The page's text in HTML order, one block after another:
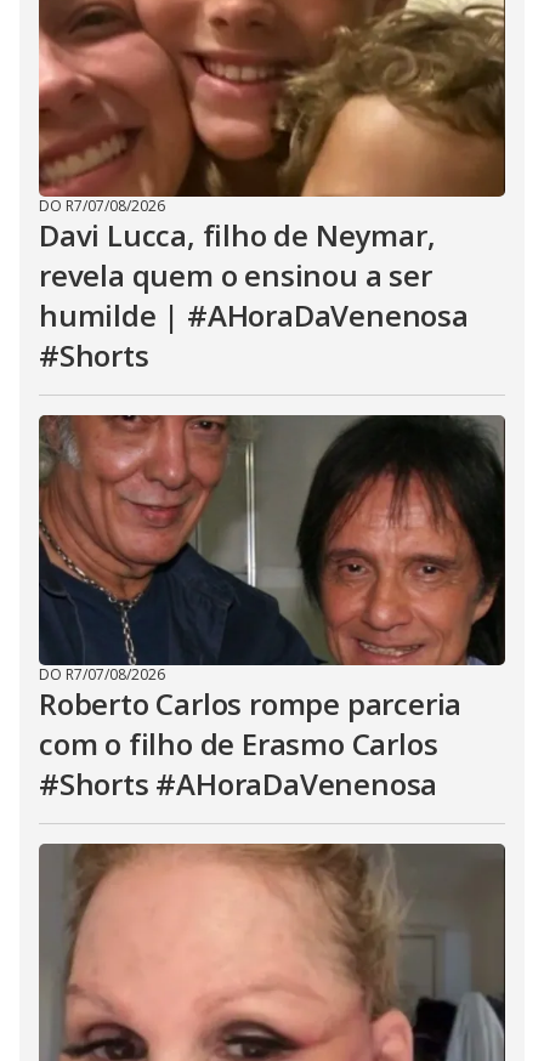
DO R7/07/08/2026
Davi Lucca, filho de Neymar,
revela quem o ensinou a ser
humilde | #AHoraDaVenenosa
#Shorts
DO R7/07/08/2026
Roberto Carlos rompe parceria
com o filho de Erasmo Carlos
#Shorts #AHoraDaVenenosa